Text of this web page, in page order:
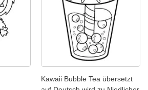
Kawaii Bubble Tea übersetzt